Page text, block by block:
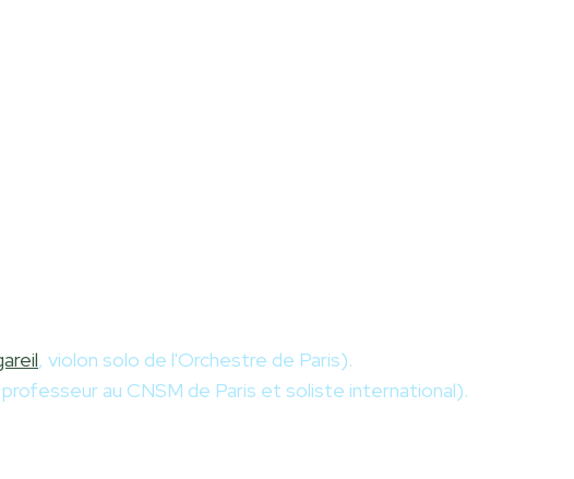
, violon solo de l'Orchestre de Paris).
au CNSM de Paris et soliste international).